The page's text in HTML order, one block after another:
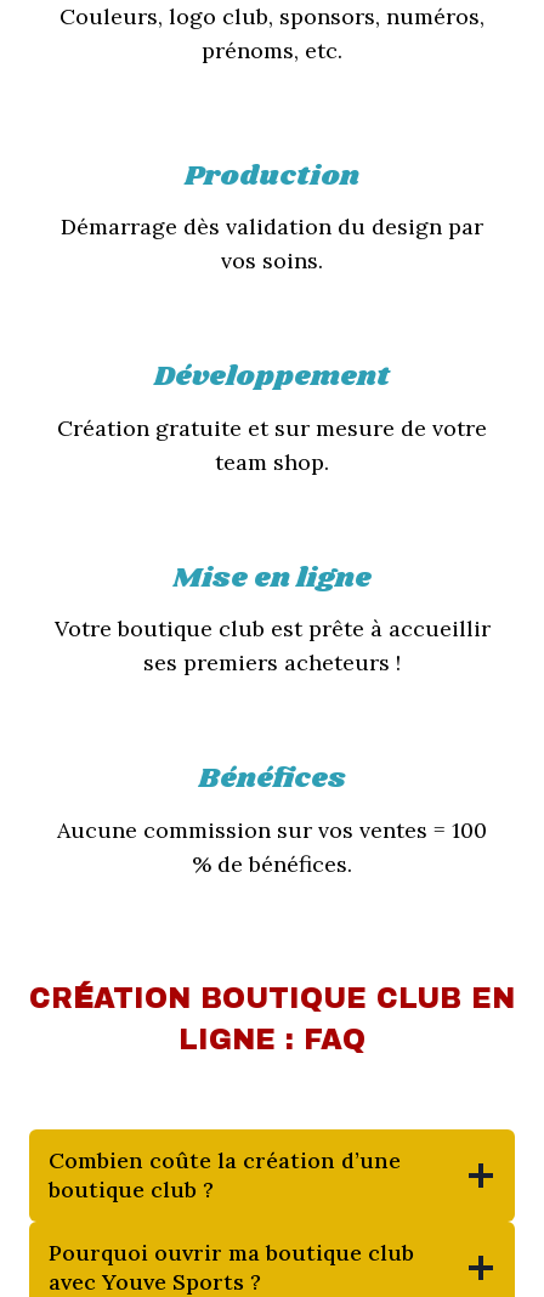
Couleurs, logo club, sponsors, numéros,
prénoms, etc.
Production
Démarrage dès validation du design par
vos soins.
Développement
Création gratuite et sur mesure de votre
team shop.
Mise en ligne
Votre boutique club est prête à accueillir
ses premiers acheteurs !
Bénéfices
Aucune commission sur vos ventes = 100
% de bénéfices.
CR ÉATION BOUTIQUE CLUB EN
LIGNE : FAQ
Combien coûte la création d’une
boutique club ?
Pourquoi ouvrir ma boutique club
avec Youve Sports ?